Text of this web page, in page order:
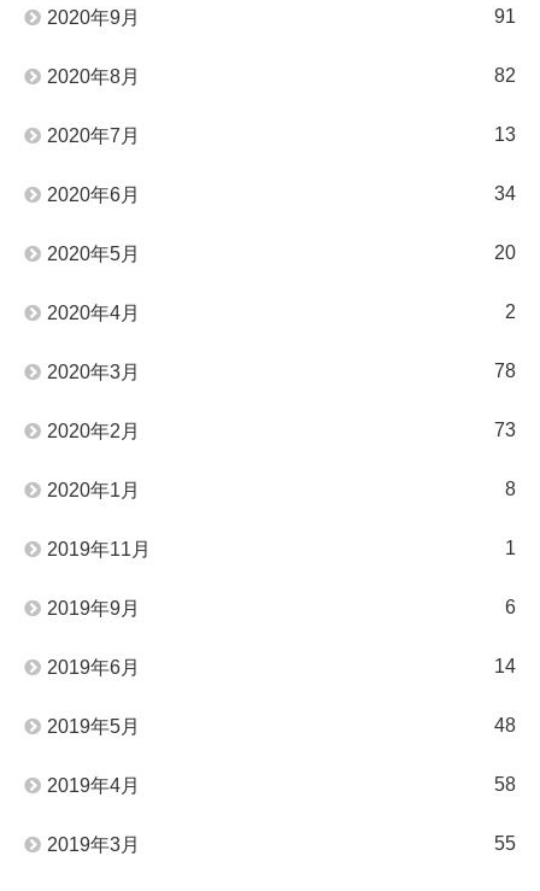
2020年9月 91
2020年8月 82
2020年7月 13
2020年6月 34
2020年5月 20
2020年4月 2
2020年3月 78
2020年2月 73
2020年1月 8
2019年11月 1
2019年9月 6
2019年6月 14
2019年5月 48
2019年4月 58
2019年3月 55